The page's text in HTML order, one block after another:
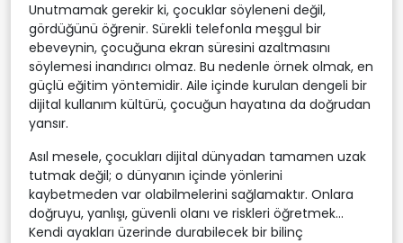
Unutmamak gerekir ki, çocuklar söyleneni değil,
gördüğünü öğrenir. Sürekli telefonla meşgul bir
ebeveynin, çocuğuna ekran süresini azaltmasını
söylemesi inandırıcı olmaz. Bu nedenle örnek olmak, en
güçlü eğitim yöntemidir. Aile içinde kurulan dengeli bir
dijital kullanım kültürü, çocuğun hayatına da doğrudan
yansır.
Asıl mesele, çocukları dijital dünyadan tamamen uzak
tutmak değil; o dünyanın içinde yönlerini
kaybetmeden var olabilmelerini sağlamaktır. Onlara
doğruyu, yanlışı, güvenli olanı ve riskleri öğretmek...
Kendi ayakları üzerinde durabilecek bir bilinç